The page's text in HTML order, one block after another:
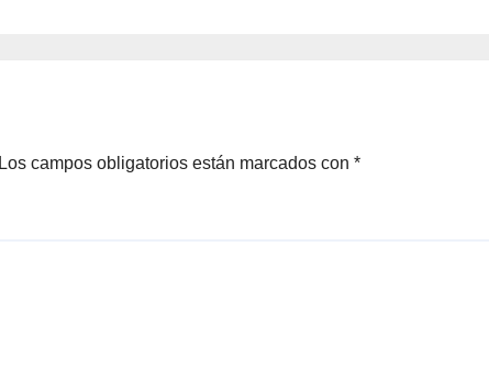
Los campos obligatorios están marcados con *